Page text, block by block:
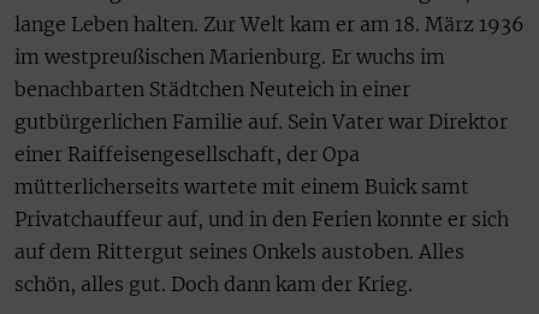
lange Leben halten. Zur Welt kam er am 18. März 1936
im westpreußischen Marienburg. Er wuchs im
benachbarten Städtchen Neuteich in einer
gutbürgerlichen Familie auf. Sein Vater war Direktor
einer Raiffeisengesellschaft, der Opa
mütterlicherseits wartete mit einem Buick samt
Privatchauffeur auf, und in den Ferien konnte er sich
auf dem Rittergut seines Onkels austoben. Alles
schön, alles gut. Doch dann kam der Krieg.